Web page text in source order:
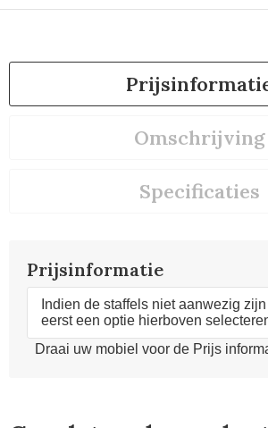
Omschrijving
Specificaties
Prijsinformatie
Indien de staffels niet aanwezig
eerst een optie hierboven
Draai uw mobiel voor de Prijs